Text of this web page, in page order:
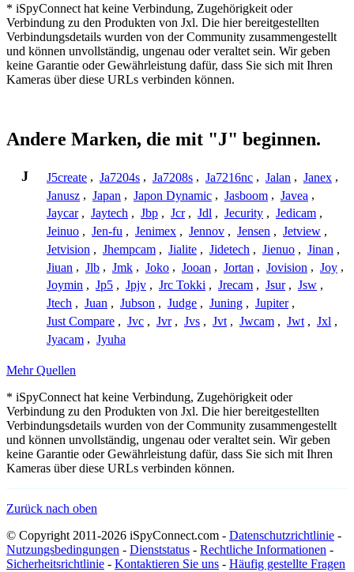
* iSpyConnect hat keine Verbindung, Zugehörigkeit oder
Verbindung zu den Produkten von Jxl. Die hier bereitgestellten
Verbindungsdetails wurden von der Community zusammengestellt
und können unvollständig, ungenau oder veraltet sein. Wir geben
keine Garantie oder Gewährleistung dafür, dass Sie sich mit Ihren
Kameras über diese URLs verbinden können.
Andere Marken, die mit "J" beginnen.
J J5create , Ja7204s , Ja7208s , Ja7216nc , Jalan , Janex ,
Janusz , Japan , Japon Dynamic , Jasboom , Javea ,
Jaycar , Jaytech , Jbp , Jcr , Jdl , Jecurity , Jedicam ,
Jeinuo , Jen-fu , Jenimex , Jennov , Jensen , Jetview ,
Jetvision , Jhempcam , Jialite , Jidetech , Jienuo , Jinan ,
Jiuan , Jlb , Jmk , Joko , Jooan , Jortan , Jovision , Joy ,
Joymin , Jp5 , Jpjv , Jrc Tokki , Jrecam , Jsur , Jsw ,
Jtech , Juan , Jubson , Judge , Juning , Jupiter ,
Just Compare , Jvc , Jvr , Jvs , Jvt , Jwcam , Jwt , Jxl ,
Jyacam , Jyuha
Mehr Quellen
* iSpyConnect hat keine Verbindung, Zugehörigkeit oder
Verbindung zu den Produkten von Jxl. Die hier bereitgestellten
Verbindungsdetails wurden von der Community zusammengestellt
und können unvollständig, ungenau oder veraltet sein. Wir geben
keine Garantie oder Gewährleistung dafür, dass Sie sich mit Ihren
Kameras über diese URLs verbinden können.
Zurück nach oben
© Copyright 2011-2026 iSpyConnect.com - Datenschutzrichtlinie -
Nutzungsbedingungen - Dienststatus - Rechtliche Informationen -
Sicherheitsrichtlinie - Kontaktieren Sie uns - Häufig gestellte Fragen